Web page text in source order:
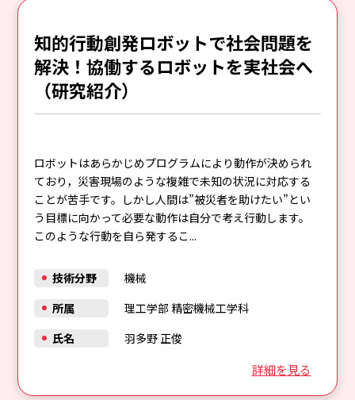
知的行動創発ロボットで社会問題を
解決！協働するロボットを実社会へ
（研究紹介）
ロボットはあらかじめプログラムにより動作が決められ
ており，災害現場のような複雑で未知の状況に対応する
ことが苦手です。しかし人間は”被災者を助けたい”とい
う目標に向かって必要な動作は自分で考え行動します。
このような行動を自ら発するこ...
詳細を見る
技術分野
機械
所属
理工学部 精密機械工学科
氏名
羽多野 正俊